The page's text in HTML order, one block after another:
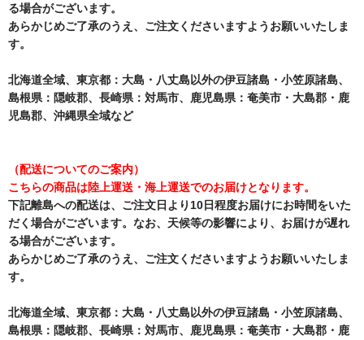
る場合がございます。
あらかじめご了承のうえ、ご注文くださいますようお願いいたしま
す。
北海道全域、東京都：大島・八丈島以外の伊豆諸島・小笠原諸島、
島根県：隠岐郡、長崎県：対馬市、鹿児島県：奄美市・大島郡・鹿
児島郡、沖縄県全域など
（配送についてのご案内）
こちらの商品は陸上運送・海上運送でのお届けとなります。
下記離島への配送は、ご注文日より10日程度お届けにお時間をいた
だく場合がございます。なお、天候等の影響により、お届けが遅れ
る場合がございます。
あらかじめご了承のうえ、ご注文くださいますようお願いいたしま
す。
北海道全域、東京都：大島・八丈島以外の伊豆諸島・小笠原諸島、
島根県：隠岐郡、長崎県：対馬市、鹿児島県：奄美市・大島郡・鹿